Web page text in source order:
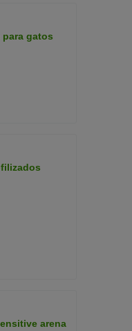
para gatos
arena